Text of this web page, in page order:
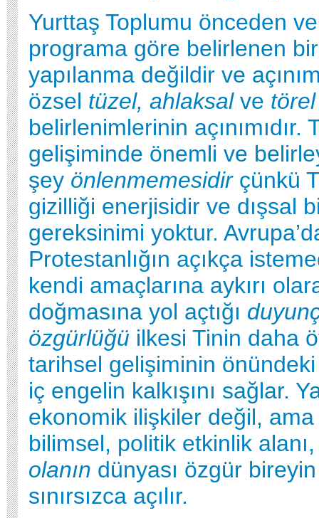
Yurttaş Toplumu önceden
programa göre belirlenen bir
yapılanma değildir ve
özsel tüzel, ahlaksal ve törel
belirlenimlerinin açınımıdır.
gelişiminde önemli ve
şey önlenmemesidir çünkü
gizilliği enerjisidir ve dışsal
gereksinimi yoktur.
Protestanlığın açıkça
kendi amaçlarına aykırı
doğmasına yol açtığı
özgürlüğü ilkesi Tinin daha
tarihsel gelişiminin önündeki
iç engelin kalkışını sağlar.
ekonomik ilişkiler değil,
bilimsel, politik etkinlik
olanın dünyası özgür
sınırsızca açılır.